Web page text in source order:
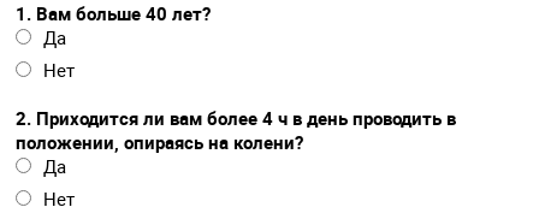
1. Вам больше 40 лет?
Да
Нет
2. Приходится ли вам более 4 ч в день проводить в
положении, опираясь на колени?
Да
Нет